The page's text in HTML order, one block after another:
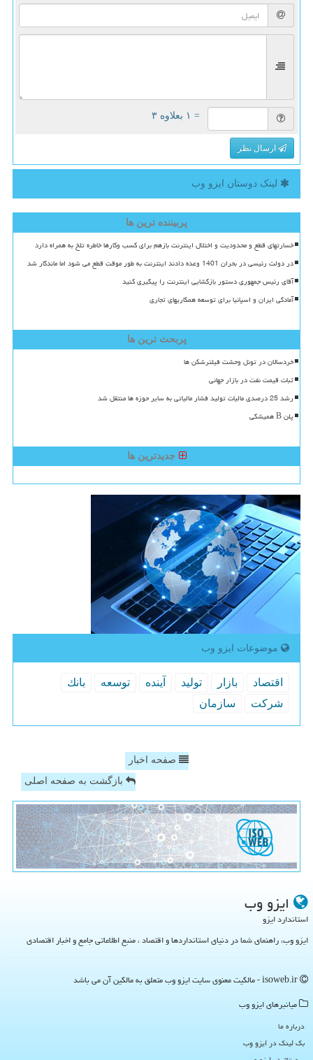
= ۱ بعلاوه ۳
ارسال نظر
لینک دوستان ایزو وب
پربیننده ترین ها
خسارتهای قطع و محدودیت و اختلال اینترنت بازهم برای کسب وکارها خاطره تلخ به همراه دارد
در دولت رئیسی در بحران 1401 وعده دادند اینترنت به طور موقت قطع می شود اما ماندگار شد
آقای رئیس جمهوری دستور بازگشایی اینترنت را پیگیری کنید
آمادگی ایران و اسپانیا برای توسعه همکاریهای تجاری
پربحث ترین ها
خردسالان در تونل وحشت فیلترشکن ها
ثبات قیمت نفت در بازار جهانی
رشد 25 درصدی مالیات تولید فشار مالیاتی به سایر حوزه ها منتقل شد
پلن B همیشگی
جدیدترین ها
موضوعات ایزو وب
اقتصاد بازار تولید آینده توسعه
بانك
شركت
سازمان
صفحه اخبار
بازگشت به صفحه اصلی
ایزو وب
استاندارد ایزو
ایزو وب، راهنمای شما در دنیای استانداردها و اقتصاد ، منبع اطلاعاتی جامع و اخبار اقتصادی
میانبرهای ایزو وب
درباره ما
بک لینک در ایزو وب